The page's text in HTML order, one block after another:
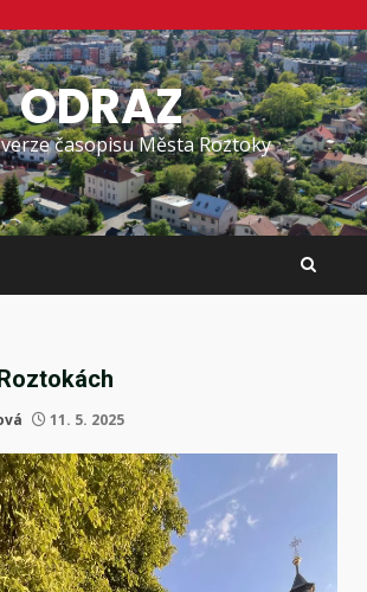
ODRAZ
časopisu Města Roztoky
11. 5. 2025